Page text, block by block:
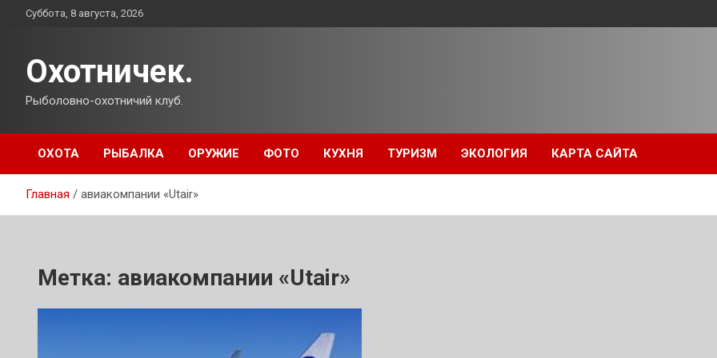
ПерейтиСуббота, 8 августа, 2026
Охотничек.
Рыболовно-охотничий клуб.
ОХОТА РЫБАЛКА ОРУЖИЕ ФОТО КУХНЯ ТУРИЗМ ЭКОЛОГИЯ КАРТА САЙТА
Главная авиакомпании «Utair»
Метка: авиакомпании «Utair»